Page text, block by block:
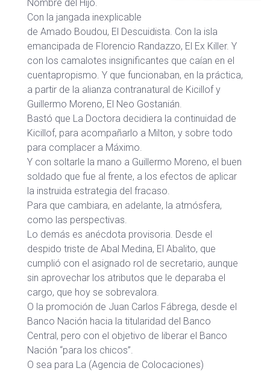
Nombre del Hijo.
Con la jangada inexplicable
de Amado Boudou, El Descuidista. Con la isla
emancipada de Florencio Randazzo, El Ex Killer. Y
con los camalotes insignificantes que caían en el
cuentapropismo. Y que funcionaban, en la práctica,
a partir de la alianza contranatural de Kicillof y
Guillermo Moreno, El Neo Gostanián.
Bastó que La Doctora decidiera la continuidad de
Kicillof, para acompañarlo a Milton, y sobre todo
para complacer a Máximo.
Y con soltarle la mano a Guillermo Moreno, el buen
soldado que fue al frente, a los efectos de aplicar
la instruida estrategia del fracaso.
Para que cambiara, en adelante, la atmósfera,
como las perspectivas.
Lo demás es anécdota provisoria. Desde el
despido triste de Abal Medina, El Abalito, que
cumplió con el asignado rol de secretario, aunque
sin aprovechar los atributos que le deparaba el
cargo, que hoy se sobrevalora.
O la promoción de Juan Carlos Fábrega, desde el
Banco Nación hacia la titularidad del Banco
Central, pero con el objetivo de liberar el Banco
Nación “para los chicos”.
O sea para La (Agencia de Colocaciones)